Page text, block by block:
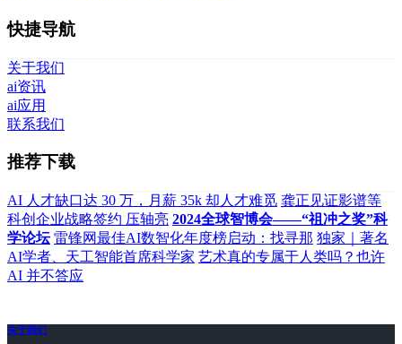
快捷导航
关于我们
ai资讯
ai应用
联系我们
推荐下载
AI 人才缺口达 30 万，月薪 35k 却人才难觅 龚正见证影谱等
科创企业战略签约 压轴亮 2024全球智博会——“祖冲之奖”科
学论坛 雷锋网最佳AI数智化年度榜启动：找寻那 独家｜著名
AI学者、天工智能首席科学家 艺术真的专属于人类吗？也许
AI 并不答应
关于我们